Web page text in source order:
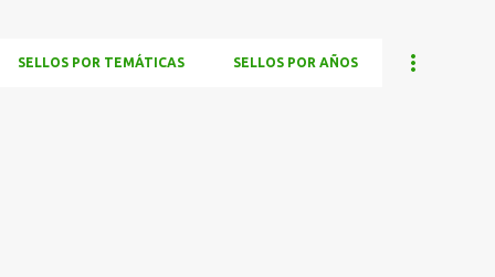
SELLOS POR TEMÁTICAS SELLOS POR AÑOS